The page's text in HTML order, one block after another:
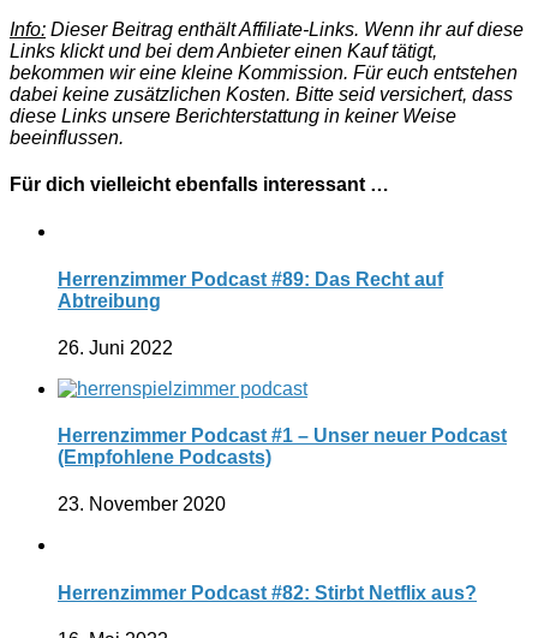
Info: Dieser Beitrag enthält Affiliate-Links. Wenn ihr auf diese
Links klickt und bei dem Anbieter einen Kauf tätigt,
bekommen wir eine kleine Kommission. Für euch entstehen
dabei keine zusätzlichen Kosten. Bitte seid versichert, dass
diese Links unsere Berichterstattung in keiner Weise
beeinflussen.
Für dich vielleicht ebenfalls interessant …
Herrenzimmer Podcast #89: Das Recht auf
Abtreibung
26. Juni 2022
Herrenzimmer Podcast #1 – Unser neuer Podcast
(Empfohlene Podcasts)
23. November 2020
Herrenzimmer Podcast #82: Stirbt Netflix aus?